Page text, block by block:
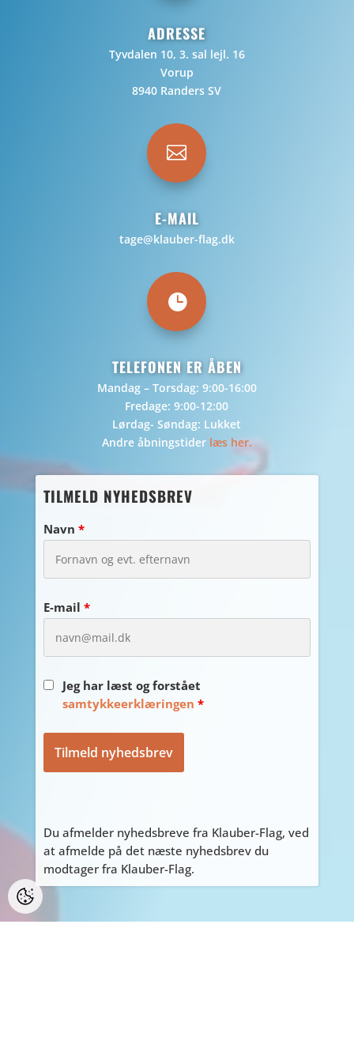
ADRESSE
Tyvdalen 10, 3. sal lejl. 16
Vorup
8940 Randers SV

E-MAIL
tage@klauber-flag.dk

TELEFONEN ER ÅBEN
Mandag – Torsdag: 9:00-16:00
Fredage: 9:00-12:00
Lørdag- Søndag: Lukket
Andre åbningstider læs her.
TILMELD NYHEDSBREV
Navn *
E-mail *
Jeg har læst og forstået
samtykkeerklæringen *
Du afmelder nyhedsbreve fra Klauber-Flag, ved
at afmelde på det næste nyhedsbrev du
modtager fra Klauber-Flag.